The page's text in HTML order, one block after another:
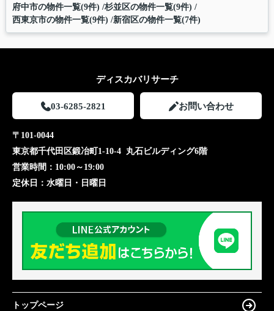
府中市の物件一覧(9件) 杉並区の物件一覧(9件)
西東京市の物件一覧(9件) 新宿区の物件一覧(7件)
ディスカバリサーチ
03-6285-2821 お問い合わせ
〒101-0044
東京都千代田区鍛冶町1-10-4 丸石ビルディング6階
営業時間： 10:00～19:00
定休日： 水曜日・日曜日
トップページ